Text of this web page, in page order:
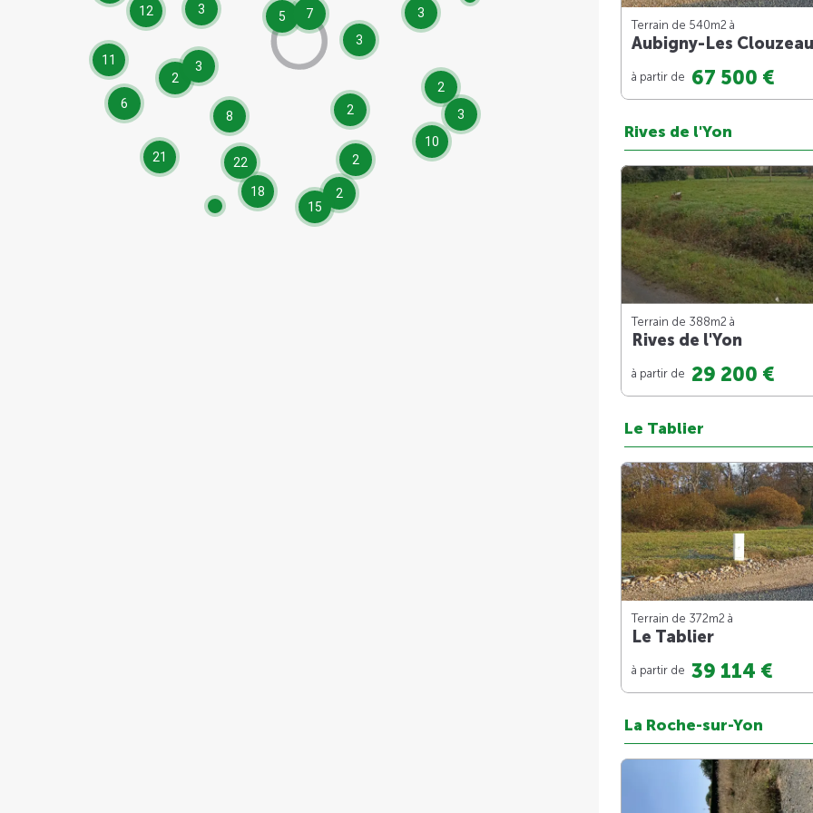
12 5
6
11
10
15
22
21
18
8
7
2
3
2
3
2
2
3
2
3
3
Terrain de 540m2 à
Aubigny-Les
à partir de 67 500 €
Rives de l'Yon
Terrain de 388m2 à
Rives de l'Yon
à partir de 29 200 €
Le Tablier
Terrain de 372m2 à
Le Tablier
à partir de 39 114 €
La Roche-sur-Yon